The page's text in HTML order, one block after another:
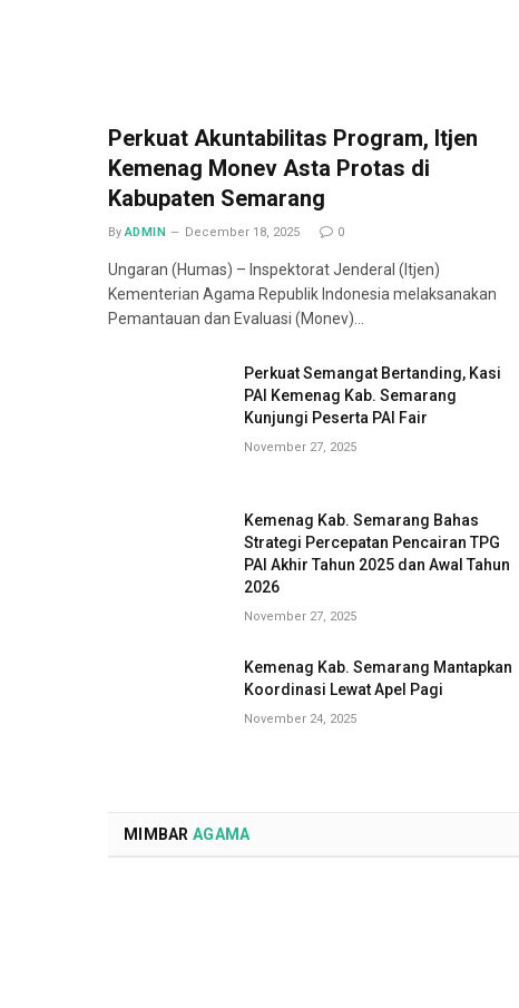
Perkuat Akuntabilitas Program, Itjen
Kemenag Monev Asta Protas di
Kabupaten Semarang
By ADMIN December 18, 2025 0
Ungaran (Humas) – Inspektorat Jenderal (Itjen)
Kementerian Agama Republik Indonesia melaksanakan
Pemantauan dan Evaluasi (Monev)…
Perkuat Semangat Bertanding, Kasi
PAI Kemenag Kab. Semarang
Kunjungi Peserta PAI Fair
November 27, 2025
Kemenag Kab. Semarang Bahas
Strategi Percepatan Pencairan TPG
PAI Akhir Tahun 2025 dan Awal Tahun
2026
November 27, 2025
Kemenag Kab. Semarang Mantapkan
Koordinasi Lewat Apel Pagi
November 24, 2025
MIMBAR AGAMA